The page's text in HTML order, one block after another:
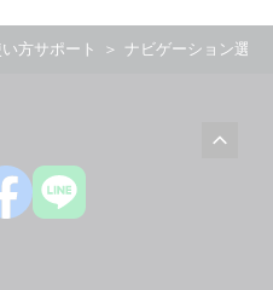
方サポート ナビゲーション選択